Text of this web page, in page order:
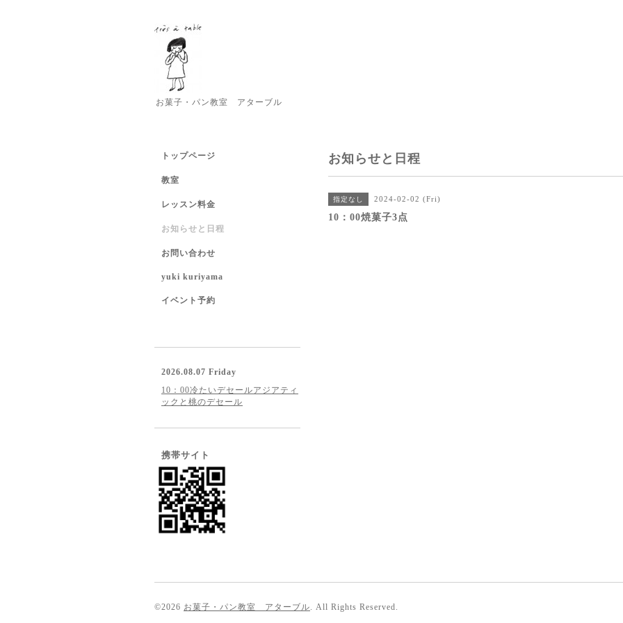
お菓子・パン教室 アターブル
お知らせと日程
指定なし 2024-02-02 (Fri)
10：00焼菓子3点
トップページ
教室
レッスン料金
お知らせと日程
お問い合わせ
yuki kuriyama
イベント予約
2026.08.07 Friday
10：00冷たいデセールアジアティ
ックと桃のデセール
携帯サイト
©2026 お菓子・パン教室 アターブル. All Rights Reserved.